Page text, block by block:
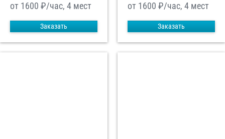
от 1600 ₽/час, 4 мест
Заказать
от 1600 ₽/час, 4 мест
Заказать